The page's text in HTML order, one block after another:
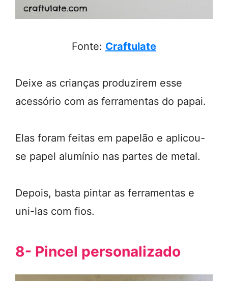
Fonte: Craftulate
Deixe as crianças produzirem esse
acessório com as ferramentas do papai.
Elas foram feitas em papelão e aplicou-
se papel alumínio nas partes de metal.
Depois, basta pintar as ferramentas e
uni-las com fios.
8- Pincel personalizado